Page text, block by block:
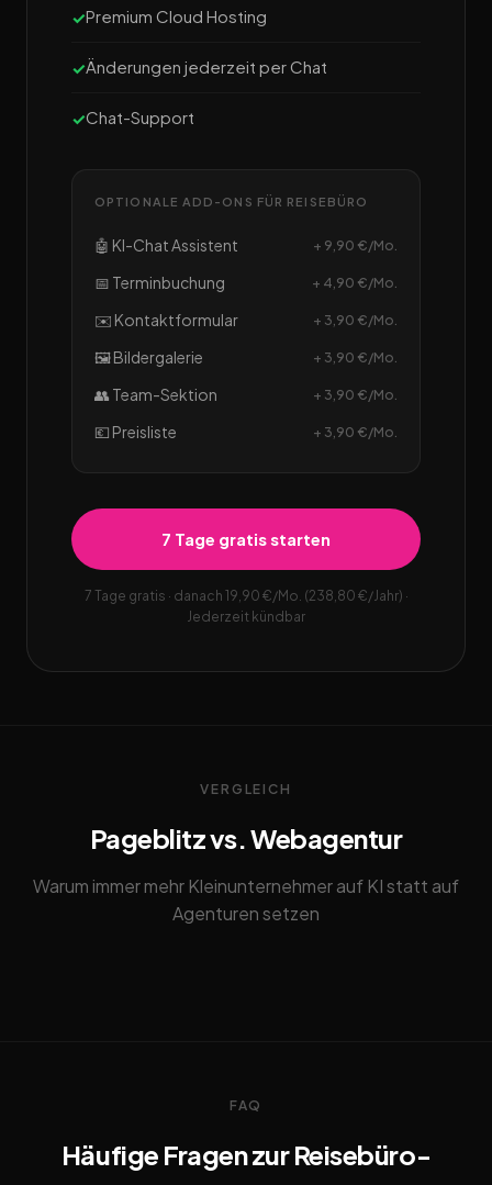
Premium Cloud Hosting
Änderungen jederzeit per Chat
Chat-Support
OPTIONALE ADD-ONS FÜR REISEBÜRO
🤖 KI-Chat Assistent + 9,90 €/Mo.
📅 Terminbuchung + 4,90 €/Mo.
✉️ Kontaktformular + 3,90 €/Mo.
🖼️ Bildergalerie + 3,90 €/Mo.
👥 Team-Sektion + 3,90 €/Mo.
💶 Preisliste + 3,90 €/Mo.
7 Tage gratis starten
7 Tage gratis · danach 19,90 €/Mo. (238,80 €/Jahr) ·
Jederzeit kündbar
VERGLEICH
Pageblitz vs. Webagentur
Warum immer mehr Kleinunternehmer auf KI statt auf
Agenturen setzen
FAQ
Häufige Fragen zur Reisebüro-